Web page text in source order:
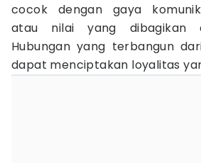
cocok dengan gaya
atau nilai yang dibagikan
Hubungan yang terbangun
dapat menciptakan loyalitas